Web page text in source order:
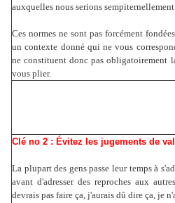
auxquelles nous serions
Ces normes ne sont pas forcément
un contexte donné qui ne vous
ne constituent donc pas obligatoirement
vous plier.
Clé no 2 : Évitez les jugements de
La plupart des gens passe leur temps à
avant d'adresser des reproches aux
devrais pas faire ça, j'aurais dû dire ça, je